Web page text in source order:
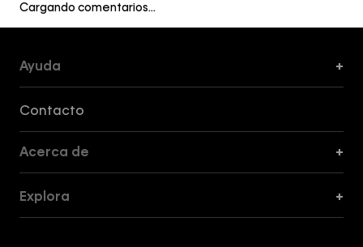
Cargando comentarios…
Ayuda +
Contacto
Acerca de +
Explora +